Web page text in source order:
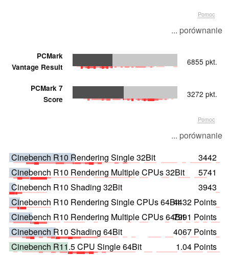
Pomoc
... porównanie
PCMark
Vantage Result
6855 pkt.
PCMark 7
Score
3272 pkt.
Pomoc
... porównanie
Cinebench R10 Rendering Single 32Bit
3442
Cinebench R10 Rendering Multiple CPUs 32Bit
5741
Cinebench R10 Shading 32Bit
3943
Cinebench R10 Rendering Single CPUs 64Bit4432 Points
Cinebench R10 Rendering Multiple CPUs 64Bit7991 Points
Cinebench R10 Shading 64Bit
4067 Points
Cinebench R11.5 CPU Single 64Bit
1.04 Points